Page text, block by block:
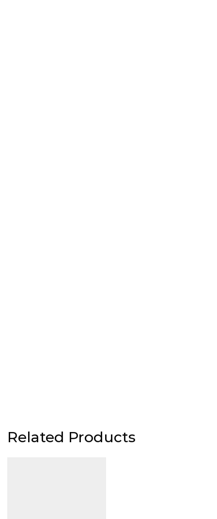
Related Products